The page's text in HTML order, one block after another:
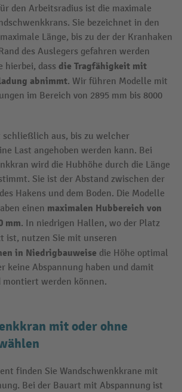
den Arbeitsradius ist die maximale
Sie bezeichnet in den
Länge, bis zu der der Kranhaken
des Auslegers gefahren werden
hierbei, dass die Tragfähigkeit mit
abnimmt. Wir führen Modelle mit
im Bereich von 2895 mm bis 8000
schließlich aus, bis zu welcher
Last angehoben werden kann. Bei
wird die Hubhöhe durch die Länge
Sie ist der Abstand zwischen der
Hakens und dem Boden. Die Modelle
einen maximalen Hubbereich von
mm. In niedrigen Hallen, wo der Platz
ist, nutzen Sie mit unseren
in Niedrigbauweise die Höhe optimal
keine Abspannung haben und damit
montiert werden können.
mit oder ohne
finden Sie Wandschwenkkrane mit
Bei der Bauart mit Abspannung ist